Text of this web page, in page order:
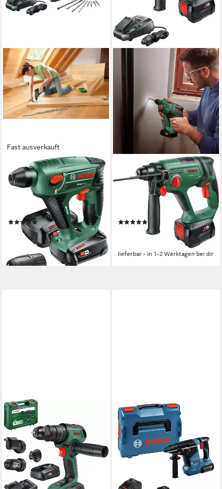
Fast ausverkauft
BOSCH HOME & GARDEN
Akku-Bohrhammer Uneo
Maxx, max. 900 U/min, (Set),
inkl. 2 Akkus, Ladegerät,
(85)
164,10 € UVP204,99 €
lieferbar - in 1-2 Werktagen bei dir
BOSCH HOME & GARDEN
Akku-Bohrhammer
UniversalHammer, mit Akku
18V/4,0Ah und Ladegerät AL
UVP 225,98 €
lieferbar - in 1-2 Werktagen bei dir